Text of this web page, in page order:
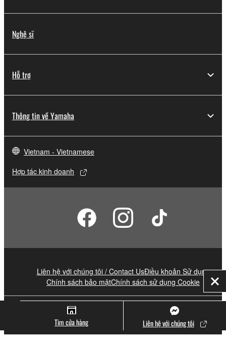
Tìm cửa hàng Liên hệ với chúng tôi
Nghệ sĩ
Hỗ trợ
Thông tin về Yamaha
Vietnam - Vietnamese
Hợp tác kinh doanh
Liên hệ với chúng tôi / Contact UsĐiều khoản Sử dụng
Chính sách bảo mậtChính sách sử dụng Cookie